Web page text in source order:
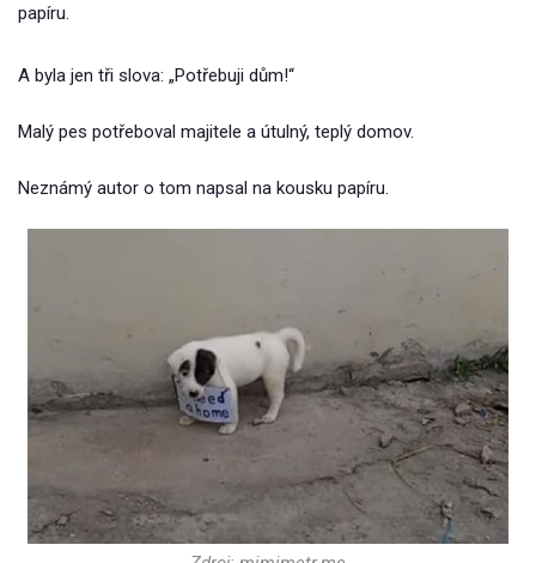
papíru.
A byla jen tři slova: „Potřebuji dům!“
Malý pes potřeboval majitele a útulný, teplý domov.
Neznámý autor o tom napsal na kousku papíru.